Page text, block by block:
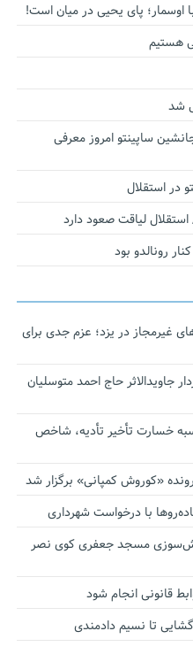
اوسمار؛ پای یحیی در میان است!
هستیم
شد
ساپینتو امروز معرفی
در استقلال
لیاقت صعود دارد
رونالدو بود
غیرمجاز در یزد؛ عزم جدی برای
جاویدالاثر حاج احمد متوسلیان
خسارت تأخیر تأدیه، شاخص
«کوروش کمپانی» برگزار شد
با درخواست شهرداری
مسجد جعفری کوی نصر
قانونی انجام شود
تا نسیم دادمندی